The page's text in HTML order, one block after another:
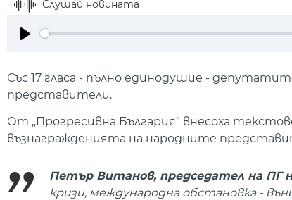
Слушай новината
Със 17 гласа - пълно единодушие -
представители.
От „Прогресивна България“ внесоха
възнагражденията на народните
Петър Витанов, председател на ПГ
кризи, международна обстановка -